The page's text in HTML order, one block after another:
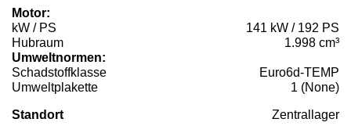
Motor:
kW / PS
141 kW / 192 PS
Hubraum
1.998 cm³
Umweltnormen:
Schadstoffklasse
Euro6d-TEMP
Umweltplakette
1 (None)
Standort Zentrallager